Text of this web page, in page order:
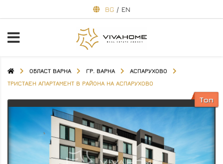
BG / EN
ОБЛАСТ ВАРНА ГР. ВАРНА
АСПАРУХОВО
ТРИСТАЕН АПАРТАМЕНТ В РАЙОНА НА АСПАРУХОВО
Топ